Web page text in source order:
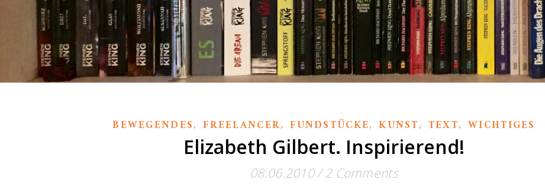
BEWEGENDES,FREELANCER,FUNDSTÜCKE,KUNST, TEXT, WICHTIGES
Elizabeth Gilbert. Inspirierend!
08.06.2010/ 2 Comments